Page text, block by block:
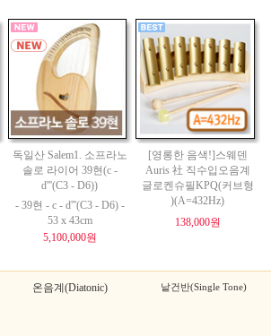
독일산 Salem1. 소프라노
솔로 라이어 39현(c -
d'''(C3 - D6))
- 39현 - c - d'''(C3 - D6) -
53 x 43cm
5,100,000원
[영롱한 음색!]스웨덴
Auris 社 직수입오음계
글로켄슈필KPQ(커브형
)(A=432Hz)
138,000원
온음계(Diatonic) 낱건반(Single Tone)